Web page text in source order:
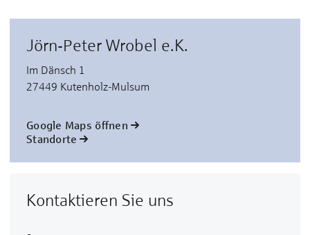
Jörn-Peter Wrobel e.K.
Im Dänsch 1
27449 Kutenholz-Mulsum
Google Maps öffnen
Standorte
Kontaktieren Sie uns